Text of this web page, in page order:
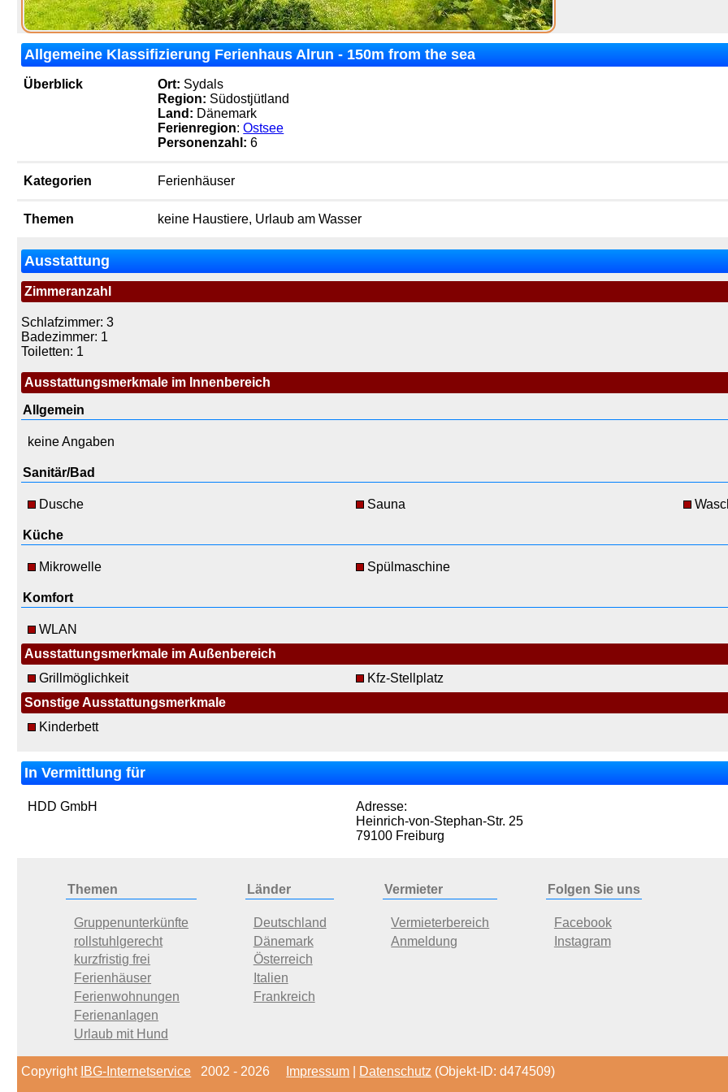
Allgemeine Klassifizierung Ferienhaus Alrun - 150m from the sea
Überblick Ort: Sydals
Region: Südostjütland
Land: Dänemark
Ferienregion:Ostsee
Personenzahl: 6
Kategorien Ferienhäuser
Themen keine Haustiere, Urlaub am Wasser
Ausstattung
Zimmeranzahl
Schlafzimmer: 3
Badezimmer: 1
Toiletten: 1
Ausstattungsmerkmale im Innenbereich
Allgemein
keine Angaben
Sanitär/Bad
Dusche Sauna
Küche
Mikrowelle Spülmaschine
Komfort
WLAN
Ausstattungsmerkmale im Außenbereich
Grillmöglichkeit
Kfz-Stellplatz
Sonstige Ausstattungsmerkmale
Kinderbett
In Vermittlung für
HDD GmbH
Adresse:
Heinrich-von-Stephan-Str. 25
79100 Freiburg
Themen
Gruppenunterkünfte
rollstuhlgerecht
kurzfristig frei
Ferienhäuser
Ferienwohnungen
Ferienanlagen
Urlaub mit Hund
Länder
Deutschland
Dänemark
Österreich
Italien
Frankreich
Vermieter
Vermieterbereich
Anmeldung
Folgen Sie uns
Facebook
Instagram
Copyright IBG-Internetservice 2002 - 2026 Impressum Datenschutz (Objekt-ID: d474509)